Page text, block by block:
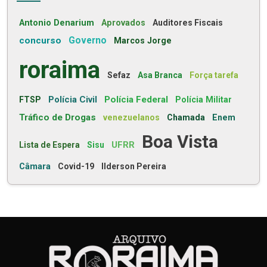
Antonio Denarium Aprovados Auditores Fiscais
concurso Governo Marcos Jorge
roraima Sefaz Asa Branca Força tarefa
FTSP Polícia Civil Polícia Federal Polícia Militar
Tráfico de Drogas venezuelanos Chamada Enem
Lista de Espera Sisu UFRR Boa Vista
Câmara Covid-19 Ilderson Pereira